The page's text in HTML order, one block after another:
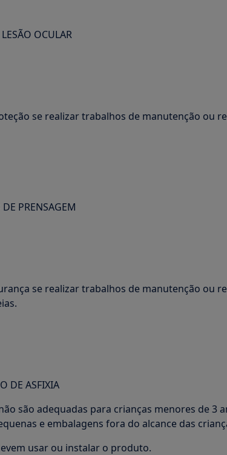
OCULAR
se realizar trabalhos de manutenção ou
DE PRENSAGEM
se realizar trabalhos de manutenção ou
DE ASFIXIA
são adequadas para crianças menores de 3
e embalagens fora do alcance das
usar ou instalar o produto.